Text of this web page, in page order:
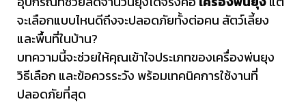
จะเลือกแบบไหนดีถึงจะปลอดภัยทั้งต่อคน สัตว์เลี้ยง
และพื้นที่ในบ้าน?
บทความนี้จะช่วยให้คุณเข้าใจประเภทของเครื่องพ่นยุง
วิธีเลือก และข้อควรระวัง พร้อมเทคนิคการใช้งานที่
ปลอดภัยที่สุด